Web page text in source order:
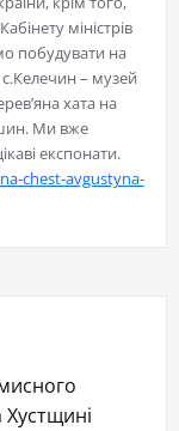
міністрів
побудувати на
– музей
хата на
Ми вже
експонати.
chest-avgustyna-
Хустщині